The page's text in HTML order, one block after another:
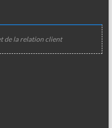
de la relation client